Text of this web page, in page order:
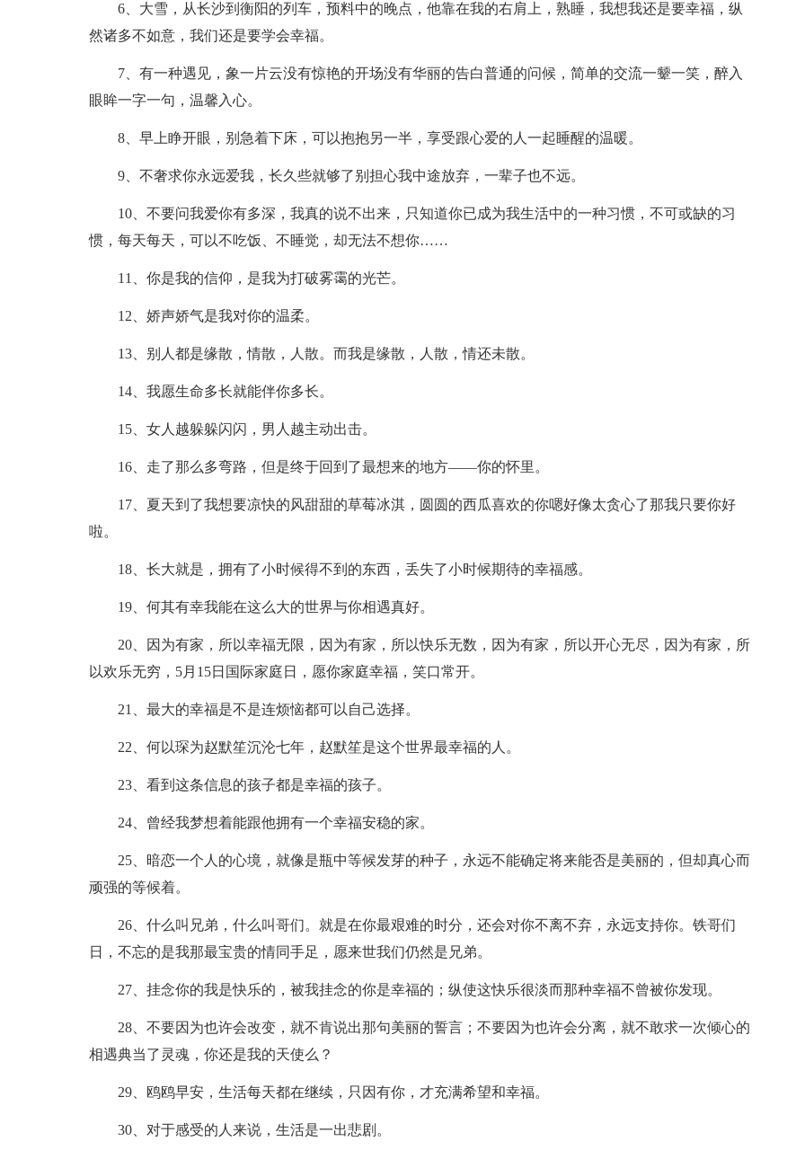
6、大雪，从长沙到衡阳的列车，预料中的晚点，他靠在我的右肩上，熟睡，我想我还是要幸福，纵
然诸多不如意，我们还是要学会幸福。
7、有一种遇见，象一片云没有惊艳的开场没有华丽的告白普通的问候，简单的交流一颦一笑，醉入
眼眸一字一句，温馨入心。
8、早上睁开眼，别急着下床，可以抱抱另一半，享受跟心爱的人一起睡醒的温暖。
9、不奢求你永远爱我，长久些就够了别担心我中途放弃，一辈子也不远。
10、不要问我爱你有多深，我真的说不出来，只知道你已成为我生活中的一种习惯，不可或缺的习
惯，每天每天，可以不吃饭、不睡觉，却无法不想你……
11、你是我的信仰，是我为打破雾霭的光芒。
12、娇声娇气是我对你的温柔。
13、别人都是缘散，情散，人散。而我是缘散，人散，情还未散。
14、我愿生命多长就能伴你多长。
15、女人越躲躲闪闪，男人越主动出击。
16、走了那么多弯路，但是终于回到了最想来的地方——你的怀里。
17、夏天到了我想要凉快的风甜甜的草莓冰淇，圆圆的西瓜喜欢的你嗯好像太贪心了那我只要你好
啦。
18、长大就是，拥有了小时候得不到的东西，丢失了小时候期待的幸福感。
19、何其有幸我能在这么大的世界与你相遇真好。
20、因为有家，所以幸福无限，因为有家，所以快乐无数，因为有家，所以开心无尽，因为有家，所
以欢乐无穷，5月15日国际家庭日，愿你家庭幸福，笑口常开。
21、最大的幸福是不是连烦恼都可以自己选择。
22、何以琛为赵默笙沉沦七年，赵默笙是这个世界最幸福的人。
23、看到这条信息的孩子都是幸福的孩子。
24、曾经我梦想着能跟他拥有一个幸福安稳的家。
25、暗恋一个人的心境，就像是瓶中等候发芽的种子，永远不能确定将来能否是美丽的，但却真心而
顽强的等候着。
26、什么叫兄弟，什么叫哥们。就是在你最艰难的时分，还会对你不离不弃，永远支持你。铁哥们
日，不忘的是我那最宝贵的情同手足，愿来世我们仍然是兄弟。
27、挂念你的我是快乐的，被我挂念的你是幸福的；纵使这快乐很淡而那种幸福不曾被你发现。
28、不要因为也许会改变，就不肯说出那句美丽的誓言；不要因为也许会分离，就不敢求一次倾心的
相遇典当了灵魂，你还是我的天使么？
29、鸥鸥早安，生活每天都在继续，只因有你，才充满希望和幸福。
30、对于感受的人来说，生活是一出悲剧。